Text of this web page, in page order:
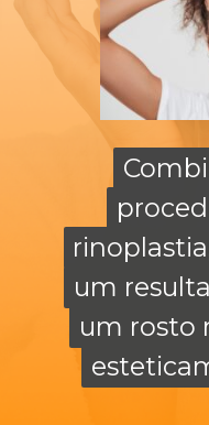
um
um rosto
um
um rosto